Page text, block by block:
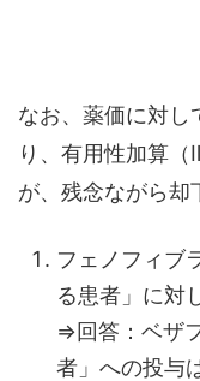
なお、薬価に対し
り、有用性加算
が、残念ながら却
フェノフィブ
る患者」に対
⇒回答：ベザ
者」への投与